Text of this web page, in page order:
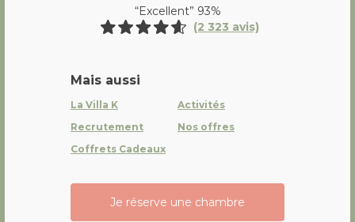
“Excellent” 93%
(2 323 avis)
Mais aussi
La Villa K
Activités
Recrutement
Nos offres
Coffrets Cadeaux
Je réserve une chambre